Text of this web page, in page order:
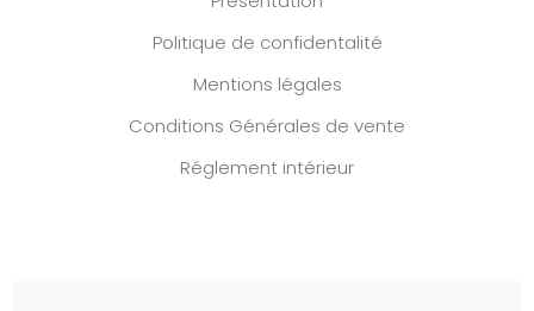
Politique de confidentalité
Mentions légales
Conditions Générales de vente
Réglement intérieur